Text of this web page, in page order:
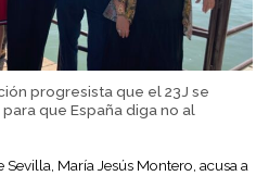
progresista que el 23J se
que España diga no al
María Jesús Montero, acusa a